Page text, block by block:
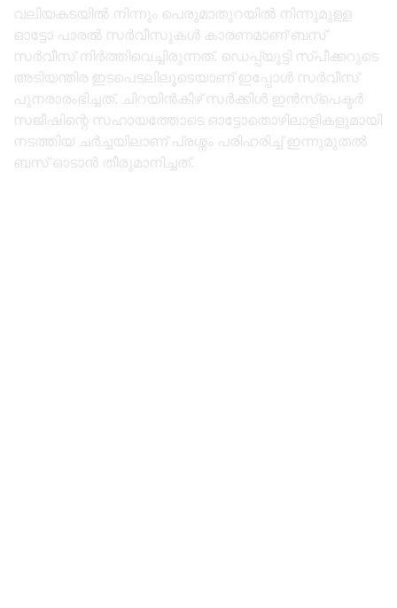
വലിയകടയിൽ നിന്നും പെരുമാതുറയിൽ നിന്നുമുള്ള
ഓട്ടോ പാരൽ സർവീസുകൾ കാരണമാണ് ബസ്
സർവീസ് നിർത്തിവെച്ചിരുന്നത്. ഡെപ്പ്യൂട്ടി സ്പീക്കറുടെ
അടിയന്തിര ഇടപെടലിലൂടെയാണ് ഇപ്പോൾ സർവീസ്
പുനരാരംഭിച്ചത്. ചിറയിൻകീഴ് സർക്കിൾ ഇൻസ്‌പെക്ടർ
സജീഷിന്റെ സഹായത്തോടെ ഓട്ടോതൊഴിലാളികളുമായി
നടത്തിയ ചർച്ചയിലാണ് പ്രശ്നം പരിഹരിച്ച്‌ ഇന്നുമുതൽ
ബസ് ഓടാൻ തീരുമാനിച്ചത്.